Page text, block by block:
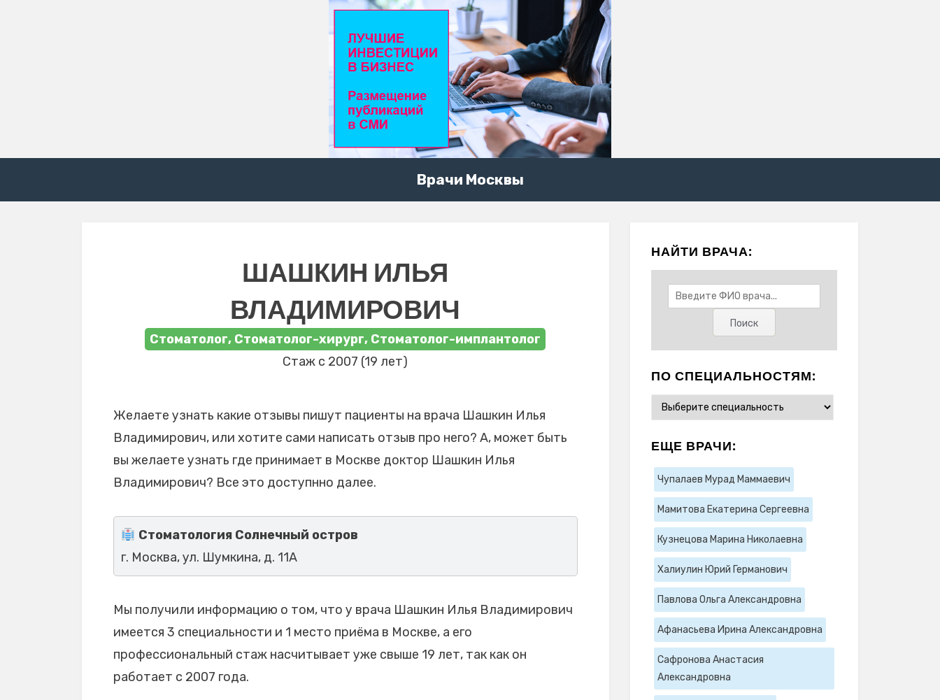
Врачи Москвы
ШАШКИН ИЛЬЯ
ВЛАДИМИРОВИЧ
Стоматолог, Стоматолог-хирург, Стоматолог-имплантолог
Стаж с 2007 (19 лет)
Желаете узнать какие отзывы пишут пациенты на врача Шашкин Илья
Владимирович, или хотите сами написать отзыв про него? А, может быть
вы желаете узнать где принимает в Москве доктор Шашкин Илья
Владимирович? Все это доступнно далее.
Стоматология Солнечный остров
г. Москва, ул. Шумкина, д. 11А
Мы получили информацию о том, что у врача Шашкин Илья Владимирович
имеется 3 специальности и 1 место приёма в Москве, а его
профессиональный стаж насчитывает уже свыше 19 лет, так как он
работает с 2007 года.
НАЙТИ ВРАЧА:
ПО СПЕЦИАЛЬНОСТЯМ:
ЕЩЕ ВРАЧИ:
Чупалаев Мурад Маммаевич
Мамитова Екатерина Сергеевна
Кузнецова Марина Николаевна
Халиулин Юрий Германович
Павлова Ольга Александровна
Афанасьева Ирина Александровна
Сафронова Анастасия
Александровна